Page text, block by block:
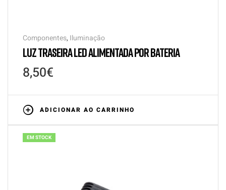
Componentes, Iluminação
LUZ TRASEIRA LED ALIMENTADA POR BATERIA
8,50€
ADICIONAR AO CARRINHO
EM STOCK